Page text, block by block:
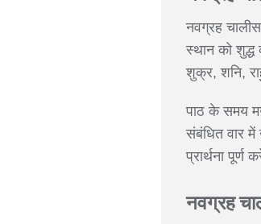
नवग्रह
स्थान को
शुक्र, शनि,
पाठ के समय
संबंधित वार
प्रार्थना पूर्ण
नवग्रह